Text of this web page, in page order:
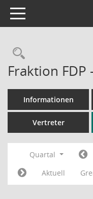
Toggle navigation
Fraktion
Informationen
Vertreter
Quartal
Aktuell